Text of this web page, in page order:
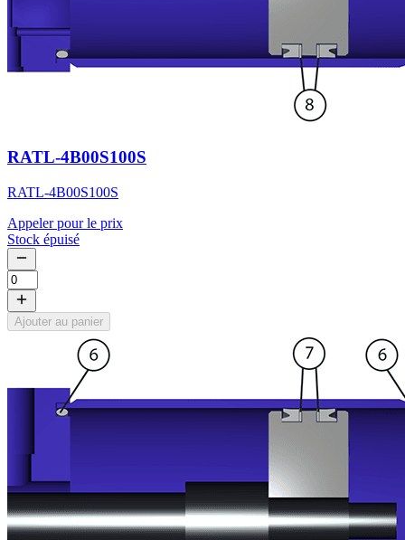
RATL-4B00S100S
RATL-4B00S100S
Appeler pour le prix
Stock épuisé
Ajouter au panier